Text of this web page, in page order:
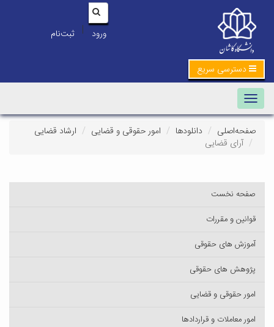
ورود | ثبت‌نام
دسترسی سریع
Toggle navigation
صفحه‌اصلی دانلودها امور حقوقی و قضایی
ارشاد قضایی
آرای قضایی
صفحه نخست
قوانین و مقررات
آموزش های حقوقی
پژوهش های حقوقی
امور حقوقی و قضایی
امور معاملات و قراردادها